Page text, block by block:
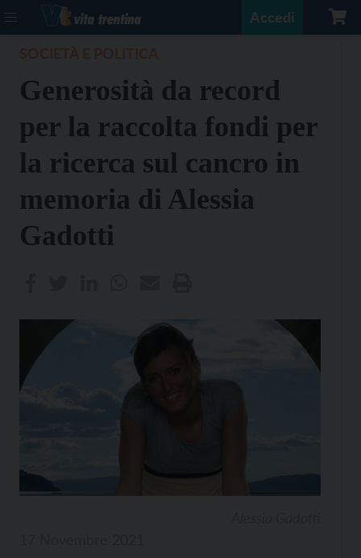
Accedi
Generosità da record
per la raccolta fondi per
la ricerca sul cancro in
memoria di Alessia
Gadotti